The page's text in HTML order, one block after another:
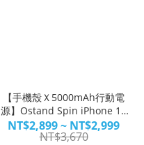
【手機殼Ｘ5000mAh行動電
源】Ostand Spin iPhone 17
系列＋保護貼＋minimag
NT$2,899 ~ NT$2,999
NT$3,670